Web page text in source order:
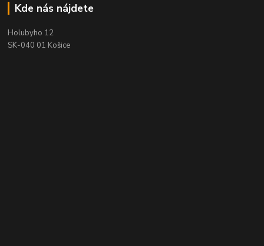
Kde nás nájdete
Holubyho 12
SK-040 01 Košice